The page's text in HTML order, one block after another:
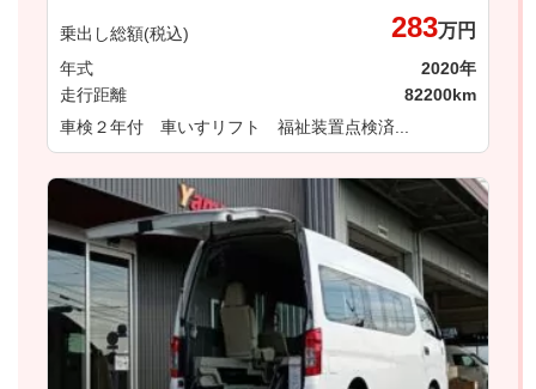
乗出し総額(税込) 283万円
年式
2020年
走行距離
82200km
車検２年付 車いすリフト 福祉装置点検済...